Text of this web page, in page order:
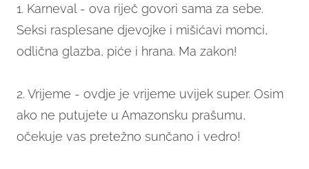
1. Karneval - ova riječ govori sama za sebe.
Seksi rasplesane djevojke i mišićavi momci,
odlična glazba, piće i hrana. Ma zakon!
2. Vrijeme - ovdje je vrijeme uvijek super. Osim
ako ne putujete u Amazonsku prašumu,
očekuje vas pretežno sunčano i vedro!